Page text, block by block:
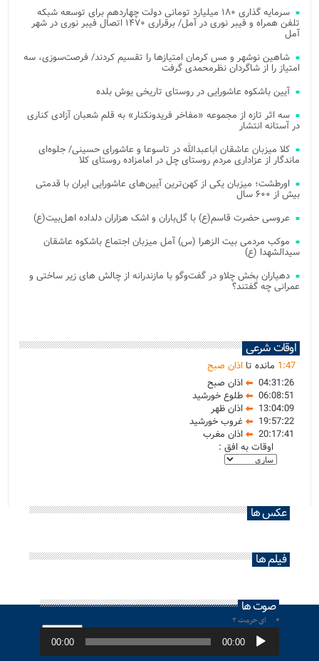
سرمایه گذاری ۱۸۰ میلیارد تومانی دولت چهاردهم برای توسعه شبکه
تلفن همراه و فیبر نوری در آمل/ برقراری ۱۴۷۰ اتصال فیبر نوری در شهر
آمل
شاهین نوشهر و مس کرمان امتیازها را تقسیم کردند/ فرصت‌سوزی، سه
امتیاز را از شاگردان نظرمحمدی گرفت
آیین باشکوه عاشورایی در روستای تاریخی یوش بلده
سه اثر تازه از مجموعه «مفاخر فریدونکنار» به قلم شعبان آزادی کناری
در آستانه انتشار
کلا میزبان عاشقان اباعبدالله در تاسوعا و عاشورای حسینی/ جلوه‌ای
ماندگار از عزاداری مردم روستای چل در امامزاده روستای کلا
اورطشت؛ میزبان یکی از کهن‌ترین آیین‌های عاشورایی ایران با قدمتی
بیش از ۶۰۰ سال
عروسی حضرت قاسم(ع) با گل‌باران و اشک هزاران دلداده اهل‌بیت(ع)
موکب مردمی بیت‌ الزهرا (س) آمل میزبان اجتماع باشکوه عاشقان
سیدالشهدا (ع)
دهیاران بخش چلاو در گفت‌وگو با مازندرانه از چالش های زیر ساختی و
عمرانی چه گفتند؟
اوقات شرعی
1:47 مانده تا اذان صبح
04:31:26
اذان صبح
06:08:51
طلوع خورشید
13:04:09
اذان ظهر
19:57:22
غروب خورشید
20:17:41
اذان مغرب
اوقات به افق :
عکس ها
فیلم ها
صوت ها
ای حرمت ۲
پخش‌کننده
صوت 00:00
00:00